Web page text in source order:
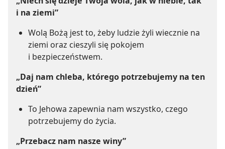
i na ziemi”
Wolą Bożą jest to, żeby ludzie żyli wiecznie na
ziemi oraz cieszyli się pokojem
i bezpieczeństwem.
„Daj nam chleba, którego potrzebujemy na ten
dzień”
To Jehowa zapewnia nam wszystko, czego
potrzebujemy do życia.
„Przebacz nam nasze winy”